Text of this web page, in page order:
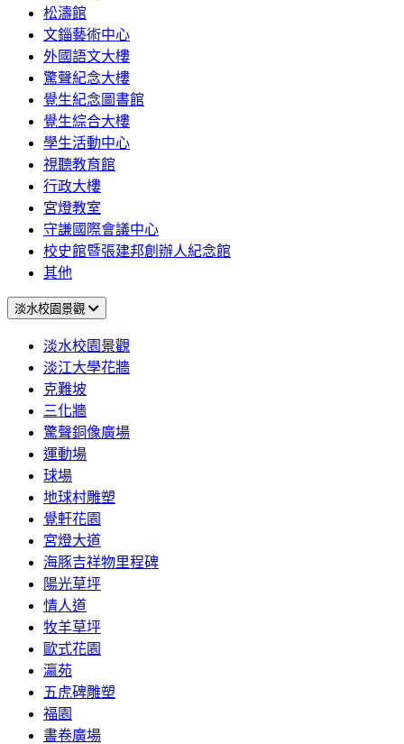
松濤館
文錙藝術中心
外國語文大樓
驚聲紀念大樓
覺生紀念圖書館
覺生綜合大樓
學生活動中心
視聽教育館
行政大樓
宮燈教室
守謙國際會議中心
校史館暨張建邦創辦人紀念館
其他
淡水校園景觀
淡水校園景觀
淡江大學花牆
克難坡
三化牆
驚聲銅像廣場
運動場
球場
地球村雕塑
覺軒花園
宮燈大道
海豚吉祥物里程碑
陽光草坪
情人道
牧羊草坪
歐式花園
瀛苑
五虎碑雕塑
福園
書卷廣場